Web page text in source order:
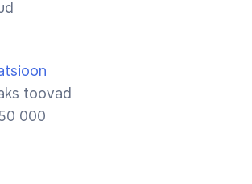
toovad
000